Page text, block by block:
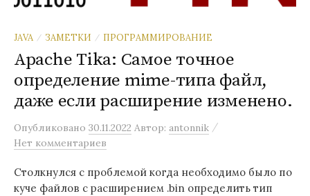
JAVA / ЗАМЕТКИ / ПРОГРАММИРОВАНИЕ
Apache Tika: Самое точное
определение mime-типа файл,
даже если расширение изменено.
Опубликовано 30.11.2022 Автор: antonnik /
Нет комментариев
Столкнулся с проблемой когда необходимо было по
куче файлов с расширением .bin определить тип